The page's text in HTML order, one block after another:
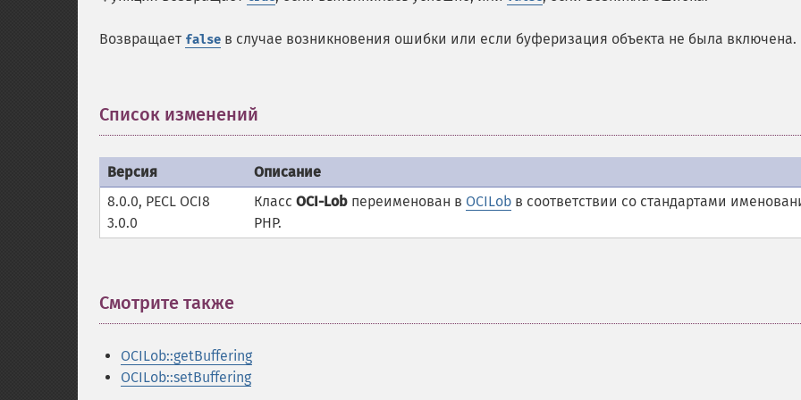
Возвращает false в случае возникновения ошибки или если буферизация объекта не была включена.
Список изменений
Версия
Описание
8.0.0, PECL OCI8
3.0.0
Класс OCI-Lob переименован в OCILob в соответствии со стандартами
PHP.
Смотрите также
OCILob::getBuffering
OCILob::setBuffering